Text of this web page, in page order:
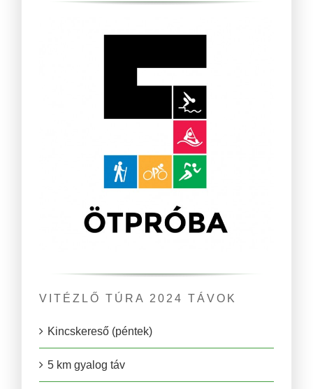
VITÉZLŐ TÚRA 2024 TÁVOK
Kincskereső (péntek)
5 km gyalog táv